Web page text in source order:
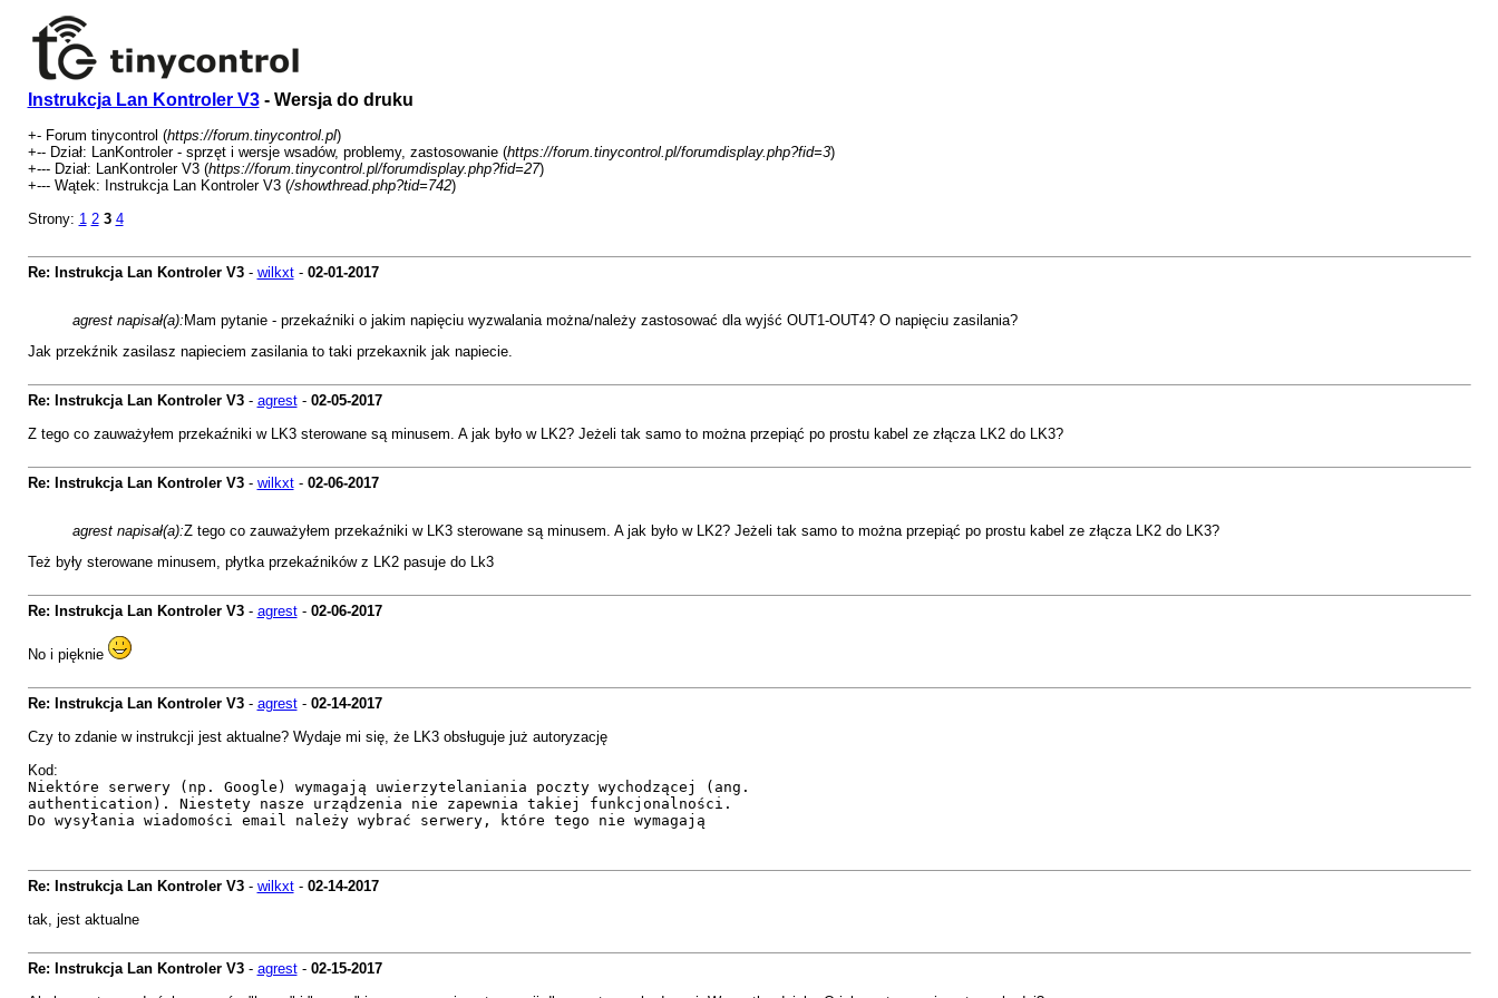
Instrukcja Lan Kontroler V3- Wersja do druku
+- Forum tinycontrol (https://forum.tinycontrol.pl)
+-- Dział: LanKontroler - sprzęt i wersje wsadów, problemy, zastosowanie (https://forum.tinycontrol.pl/forumdisplay.php?fid=3)
+--- Dział: LanKontroler V3 (https://forum.tinycontrol.pl/forumdisplay.php?fid=27)
+--- Wątek: Instrukcja Lan Kontroler V3 (/showthread.php?tid=742)
Strony: 1 2 3 4
Re: Instrukcja Lan Kontroler V3- wilkxt- 02-01-2017
agrest napisał(a): Mam pytanie - przekaźniki o jakim napięciu wyzwalania można/należy zastosować dla wyjść OUT1-OUT4? O napięciu zasilania?
Jak przekźnik zasilasz napieciem zasilania to taki przekaxnik jak napiecie.
Re: Instrukcja Lan Kontroler V3- agrest- 02-05-2017
Z tego co zauważyłem przekaźniki w LK3 sterowane są minusem. A jak było w LK2? Jeżeli tak samo to można przepiąć po prostu kabel ze złącza LK2 do LK3?
Re: Instrukcja Lan Kontroler V3- wilkxt- 02-06-2017
agrest napisał(a):Z tego co zauważyłem przekaźniki w LK3 sterowane są minusem. A jak było w LK2? Jeżeli tak samo to można przepiąć po prostu kabel ze złącza LK2 do LK3?
Też były sterowane minusem, płytka przekaźników z LK2 pasuje do Lk3
Re: Instrukcja Lan Kontroler V3- agrest- 02-06-2017
No i pięknie
Re: Instrukcja Lan Kontroler V3- agrest- 02-14-2017
Czy to zdanie w instrukcji jest aktualne? Wydaje mi się, że LK3 obsługuje już autoryzację
Kod:
Niektóre serwery (np. Google) wymagają uwierzytelaniania poczty wychodzącej (ang.
authentication). Niestety nasze urządzenia nie zapewnia takiej funkcjonalności.
Do wysyłania wiadomości email należy wybrać serwery, które tego nie wymagają
Re: Instrukcja Lan Kontroler V3- wilkxt- 02-14-2017
tak, jest aktualne
Re: Instrukcja Lan Kontroler V3- agrest- 02-15-2017